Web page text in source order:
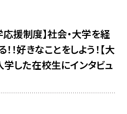
応援制度】社会・大学を経
！好きなことをしよう！【大
学した在校生にインタビュ